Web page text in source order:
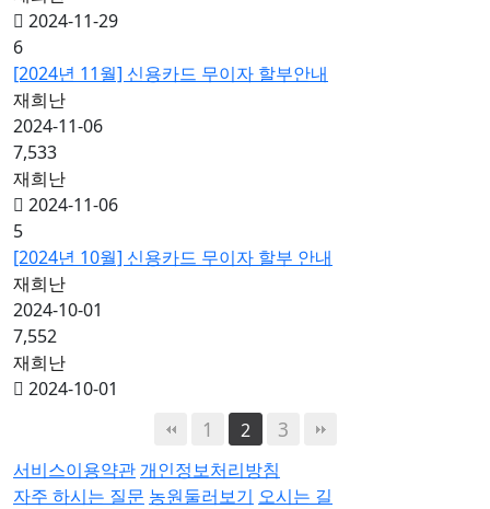
2024-11-29
6
[2024년 11월] 신용카드 무이자 할부안내
재희난
2024-11-06
7,533
재희난
2024-11-06
5
[2024년 10월] 신용카드 무이자 할부 안내
재희난
2024-10-01
7,552
재희난
2024-10-01
1 2 3
서비스이용약관 개인정보처리방침
자주 하시는 질문 농원둘러보기 오시는 길